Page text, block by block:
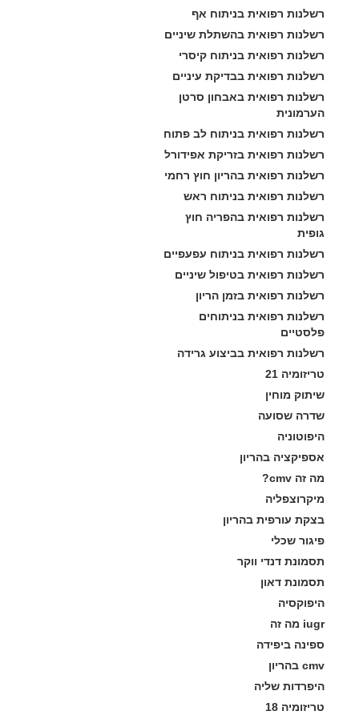
רשלנות רפואית בניתוח אף
רשלנות רפואית בהשתלת שיניים
רשלנות רפואית בניתוח קיסרי
רשלנות רפואית בבדיקת עיניים
רשלנות רפואית באבחון סרטן
הערמונית
רשלנות רפואית בניתוח לב פתוח
רשלנות רפואית בזריקת אפידורל
רשלנות רפואית בהריון חוץ רחמי
רשלנות רפואית בניתוח ראש
רשלנות רפואית בהפריה חוץ
גופית
רשלנות רפואית בניתוח עפעפיים
רשלנות רפואית בטיפול שיניים
רשלנות רפואית בזמן הריון
רשלנות רפואית בניתוחים
פלסטיים
רשלנות רפואית בביצוע גרידה
טריזומיה 21
שיתוק מוחין
שדרה שסועה
היפוטוניה
אספיקציה בהריון
מה זה cmv?
מיקרוצפליה
בצקת עורפית בהריון
פיגור שכלי
תסמונת דנדי ווקר
תסמונת דאון
היפוקסיה
iugr מה זה
ספינה ביפידה
cmv בהריון
היפרדות שליה
טריזומיה 18